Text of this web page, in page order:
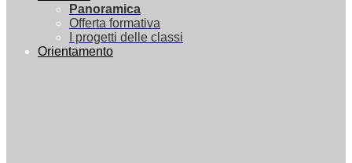
Panoramica
Offerta formativa
I progetti delle classi
Orientamento